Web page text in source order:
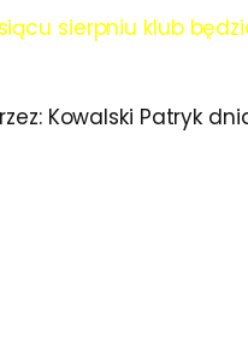
sierpniu klub
Kowalski Patryk